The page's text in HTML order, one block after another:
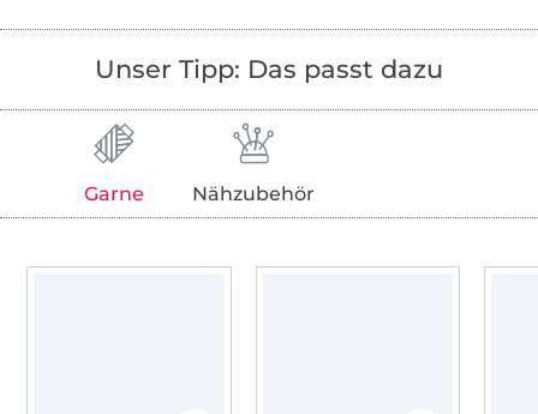
Unser Tipp: Das passt dazu
Garne Nähzubehör